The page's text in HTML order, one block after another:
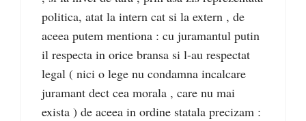
politica, atat la intern cat si la extern , de
aceea putem mentiona : cu juramantul putin
il respecta in orice bransa si l-au respectat
legal ( nici o lege nu condamna incalcare
juramant dect cea morala , care nu mai
exista ) de aceea in ordine statala precizam :